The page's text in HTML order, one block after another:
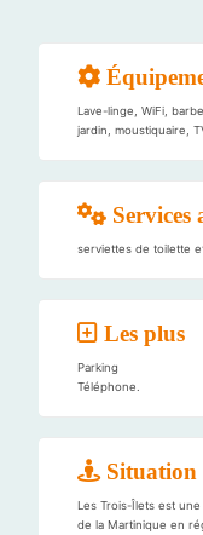
Lave-linge, WiFi,
jardin, moustiquaire,
Services
serviettes de toilette
Les plus
Parking
Téléphone.
Situation
Les Trois-Îlets est
de la Martinique en